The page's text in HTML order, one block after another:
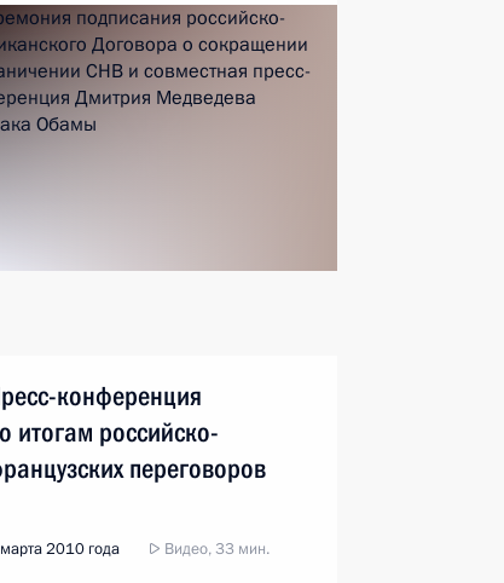
конференция
итогам российско-
переговоров
2010 года Видео, 33 мин.